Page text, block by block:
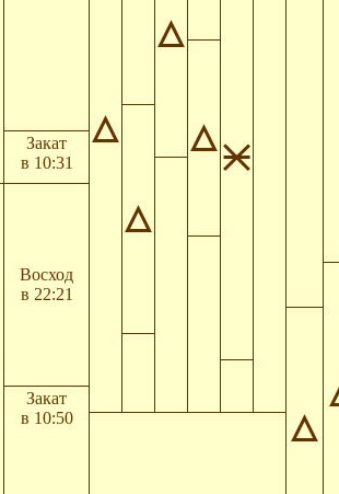
Закат
в 10:31
Восход
в 22:21
Закат
в 10:50